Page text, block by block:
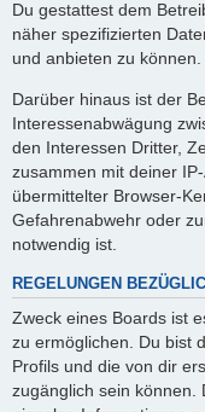
Du gestattest dem
näher spezifizierten
und anbieten zu können.
Darüber hinaus ist der
Interessenabwägung
den Interessen Dritter,
zusammen mit deiner
übermittelter Browser-
Gefahrenabwehr oder
notwendig ist.
REGELUNGEN
Zweck eines Boards ist
zu ermöglichen. Du bist
Profils und die von dir
zugänglich sein können.